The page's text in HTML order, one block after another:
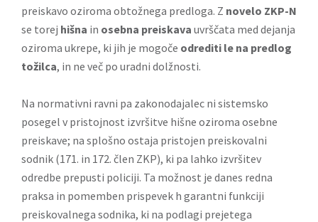
preiskavo oziroma obtožnega predloga. Z novelo ZKP-N
se torej hišna in osebna preiskava uvrščata med dejanja
oziroma ukrepe, ki jih je mogoče odrediti le na predlog
tožilca, in ne več po uradni dolžnosti.
Na normativni ravni pa zakonodajalec ni sistemsko
posegel v pristojnost izvršitve hišne oziroma osebne
preiskave; na splošno ostaja pristojen preiskovalni
sodnik (171. in 172. člen ZKP), ki pa lahko izvršitev
odredbe prepusti policiji. Ta možnost je danes redna
praksa in pomemben prispevek h garantni funkciji
preiskovalnega sodnika, ki na podlagi prejetega